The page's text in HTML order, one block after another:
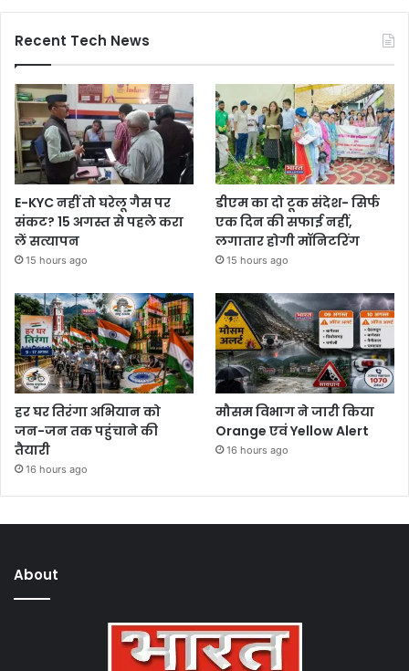
Recent Tech News
E-KYC नहीं तो घरेलू गैस पर
संकट? 15 अगस्त से पहले करा
लें सत्यापन
15 hours ago
डीएम का दो टूक संदेश- सिर्फ
एक दिन की सफाई नहीं,
लगातार होगी मॉनिटरिंग
15 hours ago
हर घर तिरंगा अभियान को
जन-जन तक पहुंचाने की
तैयारी
16 hours ago
मौसम विभाग ने जारी किया
Orange एवं Yellow Alert
16 hours ago
About